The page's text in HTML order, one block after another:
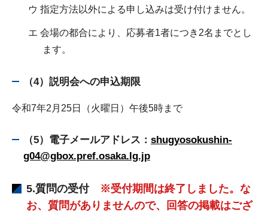
ウ 指定方法以外による申し込みは受け付けません。
エ 会場の都合により、応募者1者につき2名までとし
ます。
（4）説明会への申込期限
令和7年2月25日（火曜日）午後5時まで
（5）電子メールアドレス： shugyosokushin-
g04@gbox.pref.osaka.lg.jp
5.質問の受付 ※受付期間は終了しました。な
お、質問がありませんので、回答の掲載はござ